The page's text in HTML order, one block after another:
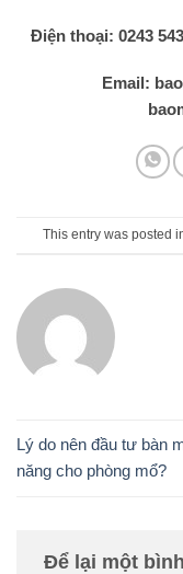
Điện thoại: 0243
Email:
This entry was posted
Lý do nên đầu tư bàn
năng cho phòng mổ?
Để lại một